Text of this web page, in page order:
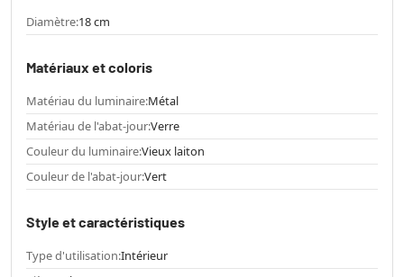
Diamètre:18 cm
Matériaux et coloris
Matériau du luminaire:Métal
Matériau de l'abat-jour:Verre
Couleur du luminaire:Vieux laiton
Couleur de l'abat-jour:Vert
Style et caractéristiques
Type d'utilisation:Intérieur